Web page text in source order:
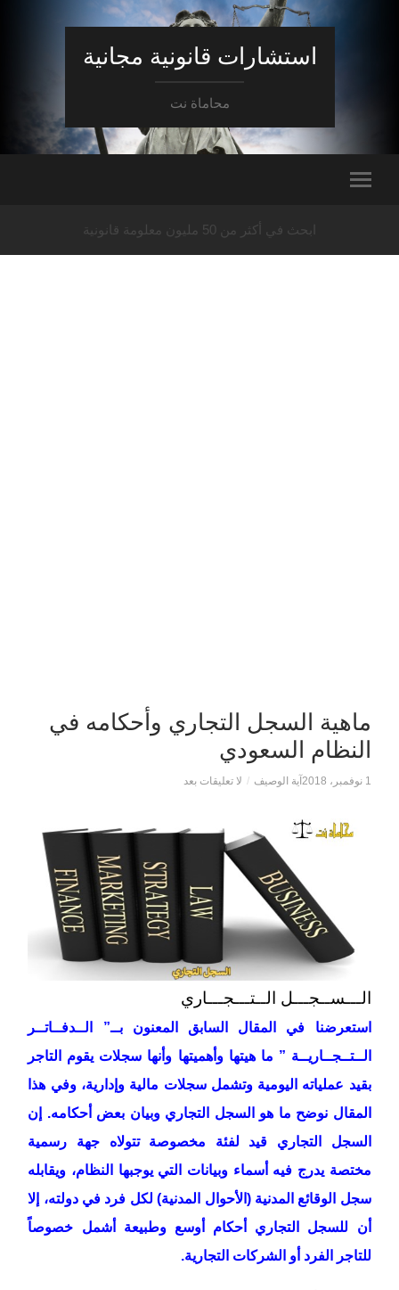
استشارات قانونية مجانية
محاماة نت
ابحث في أكثر من 50 مليون معلومة قانونية
ماهية السجل التجاري وأحكامه في
النظام السعودي
1 نوفمبر، 2018 آية الوصيف / لا تعليقات بعد
الـــســجـــل الــتـــجـــاري
استعرضنا في المقال السابق المعنون بــ” الــدفــاتــر
الــتــجــاريــة ” ما هيتها وأهميتها وأنها سجلات يقوم التاجر
بقيد عملياته اليومية وتشمل سجلات مالية وإدارية، وفي هذا
المقال نوضح ما هو السجل التجاري وبيان بعض أحكامه. إن
السجل التجاري قيد لفئة مخصوصة تتولاه جهة رسمية
مختصة يدرج فيه أسماء وبيانات التي يوجبها النظام، ويقابله
سجل الوقائع المدنية (الأحوال المدنية) لكل فرد في دولته، إلا
أن للسجل التجاري أحكام أوسع وطبيعة أشمل خصوصاً
للتاجر الفرد أو الشركات التجارية.